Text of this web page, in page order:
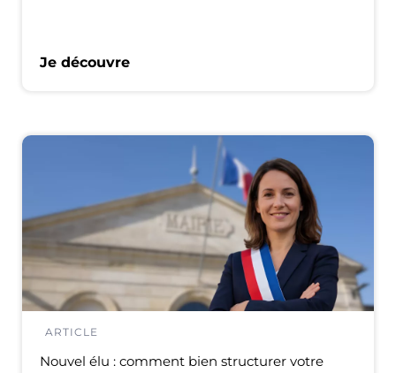
Je découvre
ARTICLE
Nouvel élu : comment bien structurer votre